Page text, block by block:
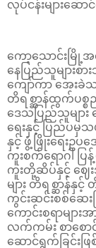
လုပ်ငန်းများဆေ
ကော့သောင်းမြို့အ
နေပြည်သူများ
ကျော်ကာ အေးခဲသာ
တိရစ္ဆာန်ထွက်ပစ္စ
ဒေသပြည်သူများ
ရေးနှင့် ပြည်ပမှသ
နှင့် ဖွံ့ဖြိုးရေးဥပ
ကူးစက်ရောဂါ ပ
ကူးတို့ဆိပ်နှင့် ဈေးအ
များ တိရစ္ဆာန်နှ
ကွင်းဆင်းစစ်ဆေးခ
ကောင်းစရာများ
လက်ကမ်း စာစောင်
ဆောင်ရွက်ခြင်းဖ